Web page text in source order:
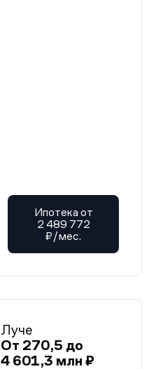
Ипотека от
2 489 772
₽/мес.
Луче
От 270,5 до
4 601,3 млн ₽